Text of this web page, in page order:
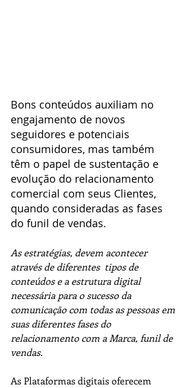
Bons conteúdos auxiliam no
engajamento de novos
seguidores e potenciais
consumidores, mas também
têm o papel de sustentação e
evolução do relacionamento
comercial com seus Clientes,
quando consideradas as fases
do funil de vendas.
As estratégias, devem acontecer
através de diferentes  tipos de
conteúdos e a estrutura digital
necessária para o sucesso da
comunicação com todas as pessoas em
suas diferentes fases do
relacionamento com a Marca, funil de
vendas.
As Plataformas digitais oferecem